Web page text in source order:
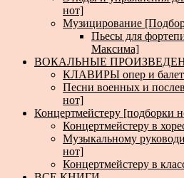
нот]
Музицирование
Пьесы для
Максима]
ВОКАЛЬНЫЕ
КЛАВИРЫ опер и
Песни военных и
нот]
Концертмейстеру [подборки
Концертмейстеру в
Музыкальному
нот]
Концертмейстеру в